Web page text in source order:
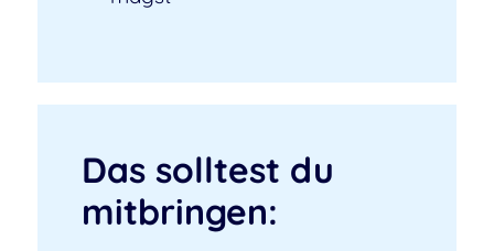
Das solltest du
mitbringen: